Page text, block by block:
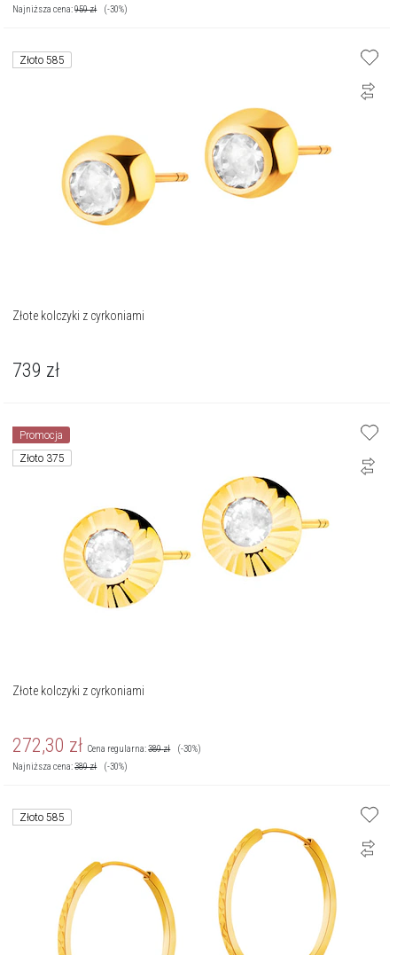
Najniższa cena:959zł (-30%)
Złoto 585
Złote kolczyki z cyrkoniami
739 zł
Promocja
Złoto 375
Złote kolczyki z cyrkoniami
272,30 zł Cena regularna:389zł
(-30%)
Najniższa cena:389zł (-30%)
Złoto 585